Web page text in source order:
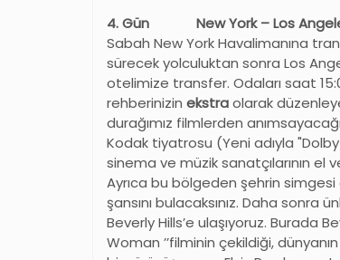
4. Gün New York – Los
Sabah New York Havalimanına
sürecek yolculuktan sonra Los
otelimize transfer. Odaları saat
rehberinizin ekstraolarak
durağımız filmlerden
Kodak tiyatrosu (Yeni adıyla
sinema ve müzik sanatçılarının el
Ayrıca bu bölgeden şehrin simgesi
şansını bulacaksınız. Daha
Beverly Hills’e ulaşıyoruz. Burada
Woman ’’filminin çekildiği,